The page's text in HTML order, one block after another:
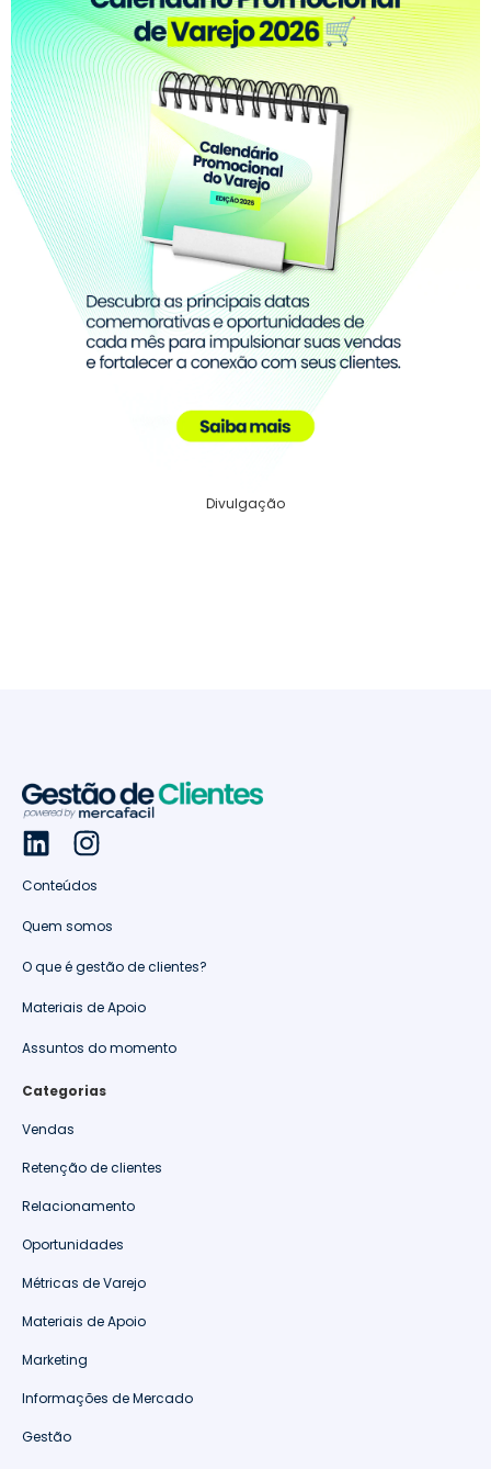
Divulgação
Conteúdos
Quem somos
O que é gestão de clientes?
Materiais de Apoio
Assuntos do momento
Categorias
Vendas
Retenção de clientes
Relacionamento
Oportunidades
Métricas de Varejo
Materiais de Apoio
Marketing
Informações de Mercado
Gestão